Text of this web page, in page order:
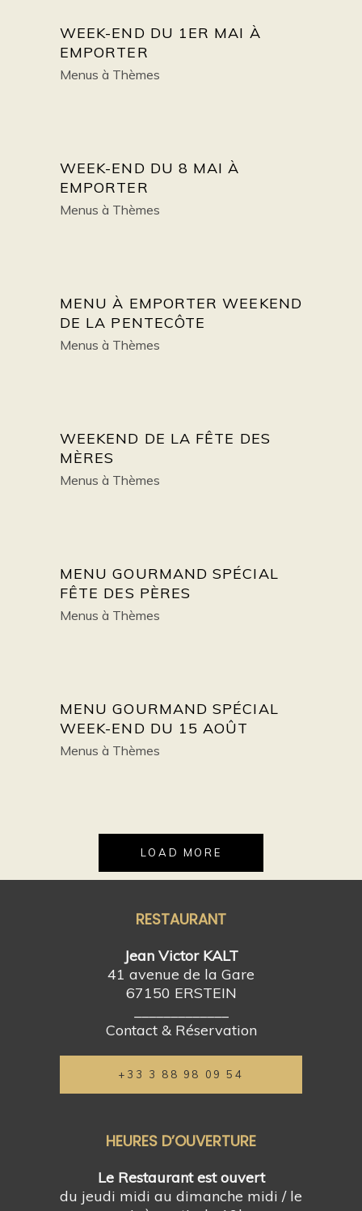
WEEK-END DU 1ER MAI À
EMPORTER
Menus à Thèmes
WEEK-END DU 8 MAI À
EMPORTER
Menus à Thèmes
MENU À EMPORTER WEEKEND
DE LA PENTECÔTE
Menus à Thèmes
WEEKEND DE LA FÊTE DES
MÈRES
Menus à Thèmes
MENU GOURMAND SPÉCIAL
FÊTE DES PÈRES
Menus à Thèmes
MENU GOURMAND SPÉCIAL
WEEK-END DU 15 AOÛT
Menus à Thèmes
LOAD MORE
RESTAURANT
Jean Victor KALT
41 avenue de la Gare
67150 ERSTEIN
Contact & Réservation
+33 3 88 98 09 54
HEURES D’OUVERTURE
Le Restaurant est ouvert
du jeudi midi au dimanche midi / le